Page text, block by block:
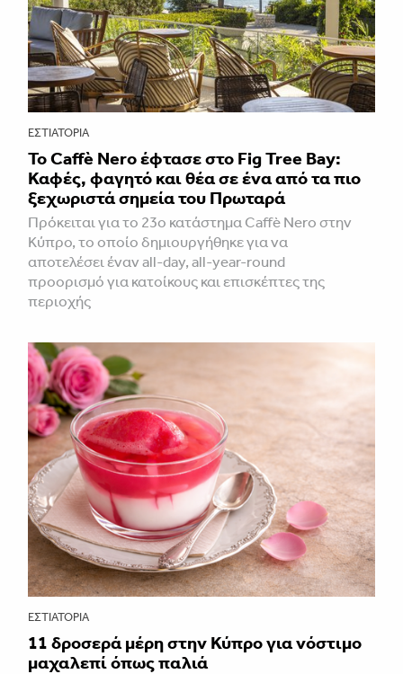
ΕΣΤΙΑΤΌΡΙΑ
Το Caffè Nero έφτασε στο Fig Tree Bay:
Καφές, φαγητό και θέα σε ένα από τα πιο
ξεχωριστά σημεία του Πρωταρά
Πρόκειται για το 23ο κατάστημα Caffè Nero στην
Κύπρο, το οποίο δημιουργήθηκε για να
αποτελέσει έναν all-day, all-year-round
προορισμό για κατοίκους και επισκέπτες της
περιοχής
ΕΣΤΙΑΤΌΡΙΑ
11 δροσερά μέρη στην Κύπρο για νόστιμο
μαχαλεπί όπως παλιά